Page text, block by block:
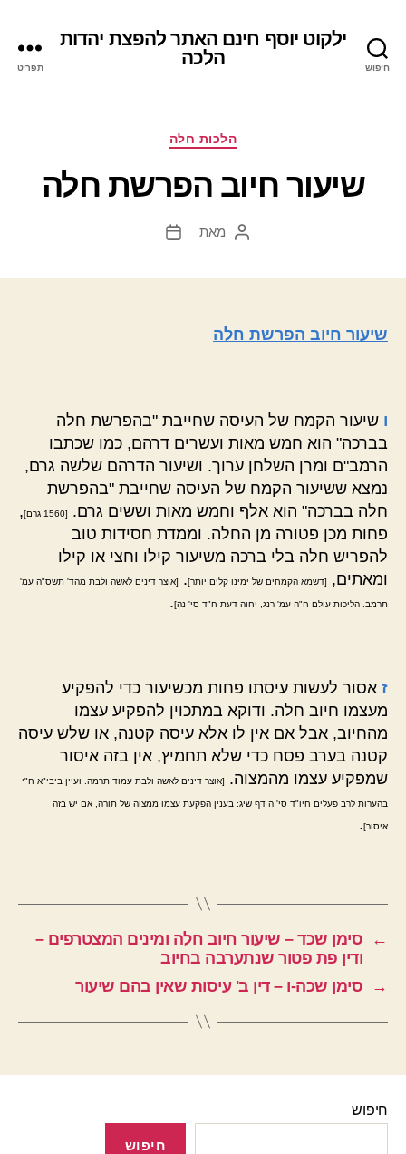
חיפוש
ילקוט יוסף חינם האתר להפצת יהדות
הלכה
תפריט
קטגוריות
הלכות חלה
שיעור חיוב הפרשת חלה
המחבר
מאת
תאריך
שיעור חיוב הפרשת חלה
ו שיעור הקמח של העיסה שחייבת "בהפרשת חלה
בברכה" הוא חמש מאות ועשרים דרהם, כמו שכתבו
הרמב"ם ומרן השלחן ערוך. ושיעור הדרהם שלשה גרם,
נמצא ששיעור הקמח של העיסה שחייבת "בהפרשת
חלה בברכה" הוא אלף וחמש מאות וששים גרם.
[1560 גרם]
,
פחות מכן פטורה מן החלה. וממדת חסידות טוב
להפריש חלה בלי ברכה משיעור קילו וחצי או קילו
ומאתים,
[דשמא הקמחים של ימינו קלים יותר]. [אוצר דינים לאשה ולבת מהד' תשס"ה עמ'
תרמב. הליכות עולם ח"ה עמ' רנג, יחוה דעת ח"ד סי' נה].
ז אסור לעשות עיסתו פחות מכשיעור כדי להפקיע
מעצמו חיוב חלה. ודוקא במתכוין להפקיע עצמו
מהחיוב, אבל אם אין לו אלא עיסה קטנה, או שלש עיסה
קטנה בערב פסח כדי שלא תחמיץ, אין בזה איסור
שמפקיע עצמו מהמצוה.
[אוצר דינים לאשה ולבת עמוד תרמה. ועיין ביבי"א ח"י
בהערות לרב פעלים חיו"ד סי' ה דף שיג: בענין הפקעת עצמו ממצוה של תורה, אם יש בזה
איסור].
←
סימן שכד – שיעור חיוב חלה ומינים המצטרפים –
ודין פת פטור שנתערבה בחיוב
→
סימן שכה-ו – דין ב' עיסות שאין בהם שיעור
חיפוש
חיפוש